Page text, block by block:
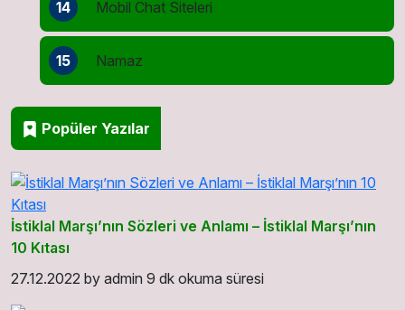
14 Mobil Chat Siteleri
15 Namaz
Popüler Yazılar
İstiklal Marşı’nın Sözleri ve Anlamı – İstiklal Marşı’nın
10 Kıtası
27.12.2022 by admin 9 dk okuma süresi